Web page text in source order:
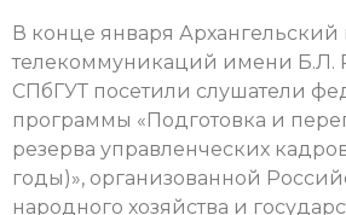
В конце января
телекоммуникаций имени Б.Л.
СПбГУТ посетили слушатели
программы «Подготовка и
резерва управленческих
годы)», организованной
народного хозяйства и